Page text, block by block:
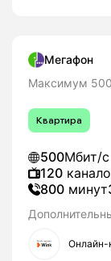
Мегафон
Максимум 500
Квартира
500Мбит/с
120
800 минут
Онлайн-